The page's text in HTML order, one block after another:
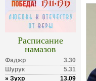
Расписание
намазов
Фаджр
3.30
Шурук
5.31
» Зухр
13.09